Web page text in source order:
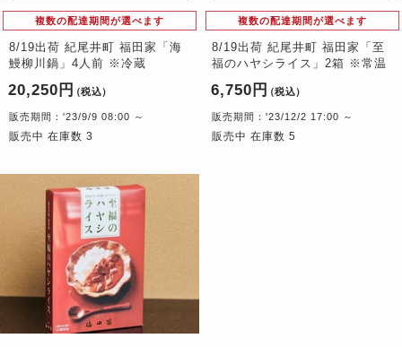
複数の配達期間が選べます
8/19出荷 紀尾井町 福田家「海
鰻柳川鍋」4人前 ※冷蔵
20,250円 （税込）
販売期間：'23/9/9 08:00 ～
販売中 在庫数 3
複数の配達期間が選べます
8/19出荷 紀尾井町 福田家「至
福のハヤシライス」2箱 ※常温
6,750円 （税込）
販売期間：'23/12/2 17:00 ～
販売中 在庫数 5